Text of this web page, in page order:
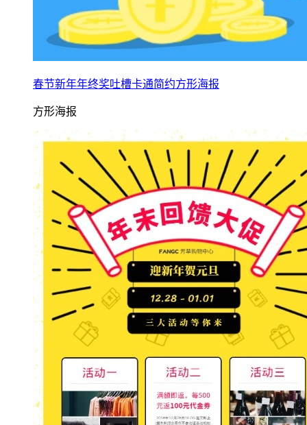
春节新年年终奖吐槽卡通简约方形海报
方形海报